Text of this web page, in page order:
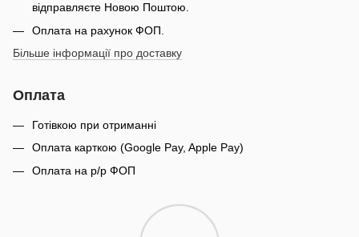
відправляєте Новою Поштою.
Оплата на рахунок ФОП.
Більше інформації про доставку
Оплата
Готівкою при отриманні
Оплата карткою (Google Pay, Apple Pay)
Оплата на р/р ФОП